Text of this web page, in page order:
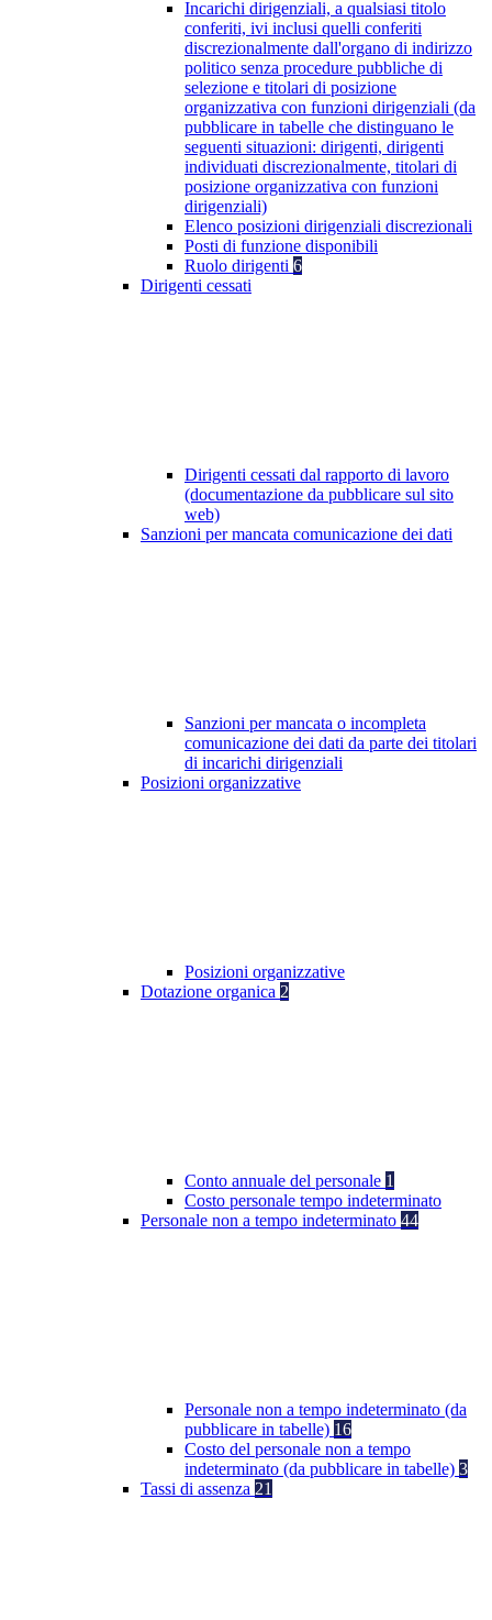
Incarichi dirigenziali, a qualsiasi titolo
conferiti, ivi inclusi quelli conferiti
discrezionalmente dall'organo di indirizzo
politico senza procedure pubbliche di
selezione e titolari di posizione
organizzativa con funzioni dirigenziali (da
pubblicare in tabelle che distinguano le
seguenti situazioni: dirigenti, dirigenti
individuati discrezionalmente, titolari di
posizione organizzativa con funzioni
dirigenziali)
Elenco posizioni dirigenziali discrezionali
Posti di funzione disponibili
Ruolo dirigenti 6
Dirigenti cessati
Dirigenti cessati dal rapporto di lavoro
(documentazione da pubblicare sul sito
web)
Sanzioni per mancata comunicazione dei dati
Sanzioni per mancata o incompleta
comunicazione dei dati da parte dei titolari
di incarichi dirigenziali
Posizioni organizzative
Posizioni organizzative
Dotazione organica 2
Conto annuale del personale 1
Costo personale tempo indeterminato
Personale non a tempo indeterminato 44
Personale non a tempo indeterminato (da
pubblicare in tabelle) 16
Costo del personale non a tempo
indeterminato (da pubblicare in tabelle) 3
Tassi di assenza 21